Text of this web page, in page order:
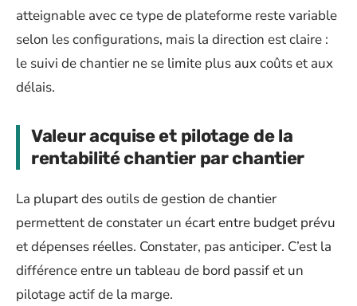
atteignable avec ce type de plateforme reste variable
selon les configurations, mais la direction est claire :
le suivi de chantier ne se limite plus aux coûts et aux
délais.
Valeur acquise et pilotage de la
rentabilité chantier par chantier
La plupart des outils de gestion de chantier
permettent de constater un écart entre budget prévu
et dépenses réelles. Constater, pas anticiper. C’est la
différence entre un tableau de bord passif et un
pilotage actif de la marge.